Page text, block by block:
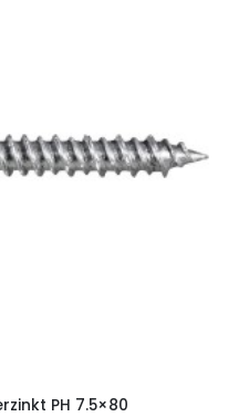
PH 7.5×80